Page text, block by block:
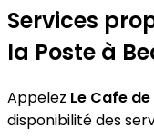
Services
la Poste à
Appelez Le Cafe
disponibilité des